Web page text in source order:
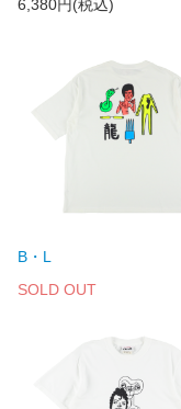
6,380円(税込)
B・L
SOLD OUT